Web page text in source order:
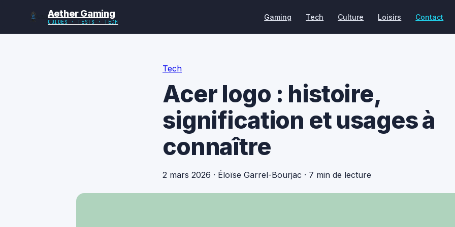
Aether Gaming
GUIDES · TESTS · TECH
Gaming Tech Culture Loisirs Contact
Tech
Acer logo : histoire,
signification et usages à
connaître
2 mars 2026 · Éloïse Garrel-Bourjac · 7 min de lecture